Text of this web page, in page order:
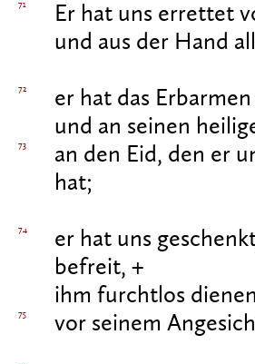
71
Er hat uns errettet
und aus der Hand
72
er hat das
und an seinen
73
an den Eid, den er
hat;
74
er hat uns
befreit, +
ihm furchtlos
75 vor seinem